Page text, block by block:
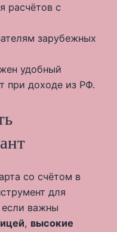
расчётов с
зарубежных
удобный
при доходе из РФ.
со счётом в
для
важны
, высокие